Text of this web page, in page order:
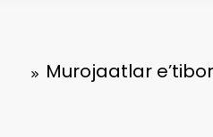
Murojaatlar